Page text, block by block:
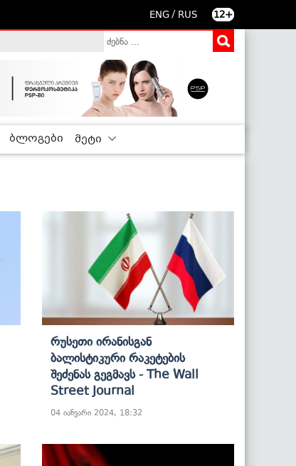
ENG / RUS 12+
ბლოგები მეტი
Რუსეთი Ირანისგან
Ბალისტიკური Რაკეტების
Შეძენას Გეგმავს - The Wall
Street Journal
04 იანვარი 2024, 18:32